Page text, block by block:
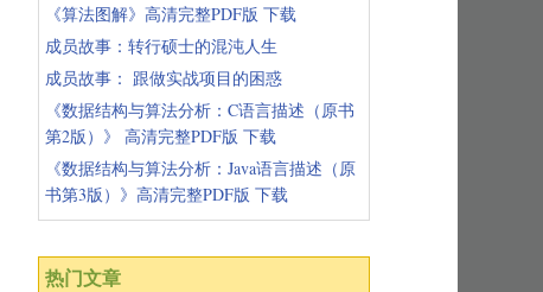
《算法图解》高清完整PDF版 下载
成员故事：转行硕士的混沌人生
成员故事： 跟做实战项目的困惑
《数据结构与算法分析：C语言描述（原书
第2版）》 高清完整PDF版 下载
《数据结构与算法分析：Java语言描述（原
书第3版）》高清完整PDF版 下载
热门文章